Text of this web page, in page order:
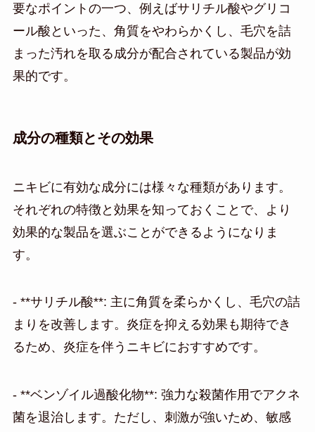
要なポイントの一つ、例えばサリチル酸やグリコ
ール酸といった、角質をやわらかくし、毛穴を詰
まった汚れを取る成分が配合されている製品が効
果的です。
成分の種類とその効果
ニキビに有効な成分には様々な種類があります。
それぞれの特徴と効果を知っておくことで、より
効果的な製品を選ぶことができるようになりま
す。
- **サリチル酸**: 主に角質を柔らかくし、毛穴の詰
まりを改善します。炎症を抑える効果も期待でき
るため、炎症を伴うニキビにおすすめです。
- **ベンゾイル過酸化物**: 強力な殺菌作用でアクネ
菌を退治します。ただし、刺激が強いため、敏感